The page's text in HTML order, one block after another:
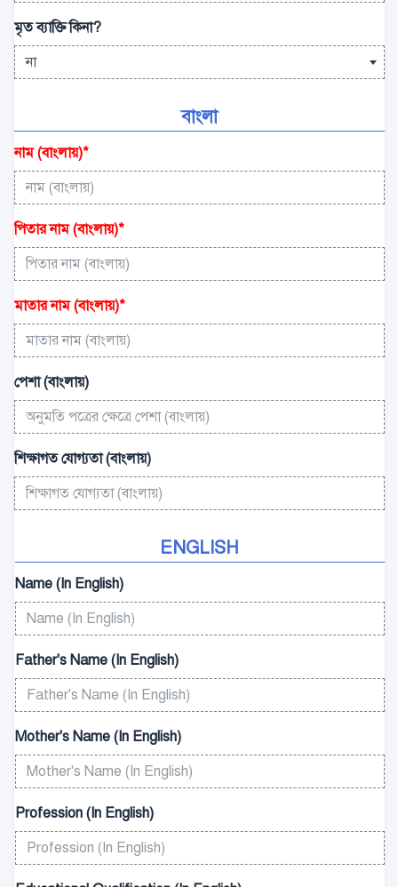
মৃত ব্যাক্তি কিনা?
না
বাংলা
নাম (বাংলায়)*
পিতার নাম (বাংলায়)*
মাতার নাম (বাংলায়)*
পেশা (বাংলায়)
শিক্ষাগত যোগ্যতা (বাংলায়)
ENGLISH
Name (In English)
Father's Name (In English)
Mother's Name (In English)
Profession (In English)